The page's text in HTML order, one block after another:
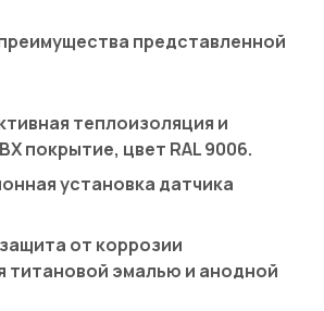
представленной
теплоизоляция и
покрытие, цвет RAL 9006.
установка датчика
от коррозии
титановой эмалью и анодной